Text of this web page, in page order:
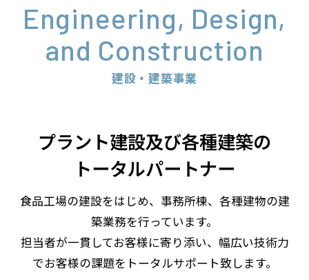
Engineering, Design,
and Construction
建設・建築事業
プラント建設及び各種建築の
トータルパートナー
食品工場の建設をはじめ、事務所棟、各種建物の建
築業務を行っています。
担当者が一貫してお客様に寄り添い、幅広い技術力
でお客様の課題をトータルサポート致します。